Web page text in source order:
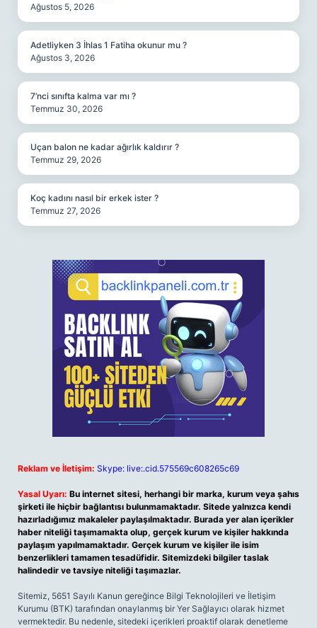
Ağustos 5, 2026
Adetliyken 3 İhlas 1 Fatiha okunur mu ?
Ağustos 3, 2026
7’nci sınıfta kalma var mı ?
Temmuz 30, 2026
Uçan balon ne kadar ağırlık kaldırır ?
Temmuz 29, 2026
Koç kadını nasıl bir erkek ister ?
Temmuz 27, 2026
Reklam ve İletişim: Skype: live:.cid.575569c608265c69
Yasal Uyarı: Bu internet sitesi, herhangi bir marka, kurum veya şahıs
şirketi ile hiçbir bağlantısı bulunmamaktadır. Sitede yalnızca kendi
hazırladığımız makaleler paylaşılmaktadır. Burada yer alan içerikler
haber niteliği taşımamakta olup, gerçek kurum ve kişiler hakkında
paylaşım yapılmamaktadır. Gerçek kurum ve kişiler ile isim
benzerlikleri tamamen tesadüfidir. Sitemizdeki bilgiler taslak
halindedir ve tavsiye niteliği taşımazlar.
Sitemiz, 5651 Sayılı Kanun gereğince Bilgi Teknolojileri ve İletişim
Kurumu (BTK) tarafından onaylanmış bir Yer Sağlayıcı olarak hizmet
vermektedir. Bu nedenle, sitedeki içerikleri proaktif olarak denetleme